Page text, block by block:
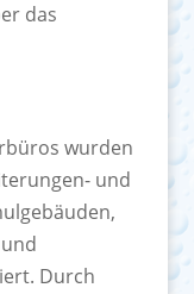
das
wurden
und
Durch